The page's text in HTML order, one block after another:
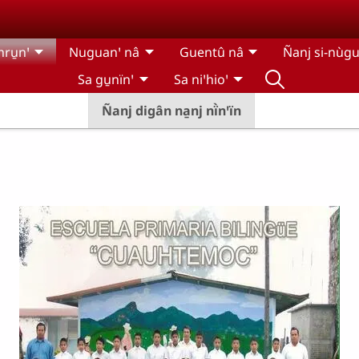
Ñanj digân na̱nj nï̀nꞌïn
Nuguanꞌ nâ Guentû nâ Ñanj si-
Sa gu̱nïnꞌ
Sa niꞌhioꞌ